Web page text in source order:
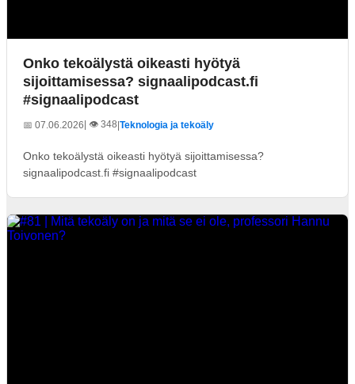
Onko tekoälystä oikeasti hyötyä
sijoittamisessa? signaalipodcast.fi
#signaalipodcast
📅 07.06.2026| 👁️ 348 Teknologia ja tekoäly
Onko tekoälystä oikeasti hyötyä sijoittamisessa?
signaalipodcast.fi #signaalipodcast